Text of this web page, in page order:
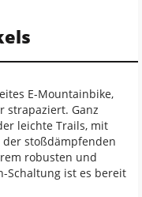
E-Mountainbike,
strapaziert. Ganz
leichte Trails, mit
stoßdämpfenden
robusten und
Schaltung ist es bereit